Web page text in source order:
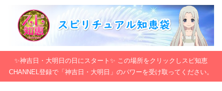
✨神吉日・大明日の日にスタート✨ この場所をクリックしスピ知恵
CHANNEL登録で「神吉日・大明日」のパワーを受け取ってください。